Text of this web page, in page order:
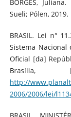
BORGES,
Sueli; Pólen, 2019.
BRASIL. Lei n°
Sistema Nacional
Oficial [da]
Brasília,
http://
2006/2006/lei/